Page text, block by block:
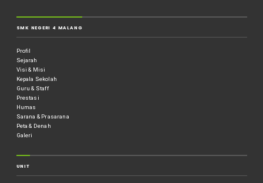
SMK NEGERI 4 MALANG
Profil
Sejarah
Visi & Misi
Kepala Sekolah
Guru & Staff
Prestasi
Humas
Sarana & Prasarana
Peta & Denah
Galeri
UNIT